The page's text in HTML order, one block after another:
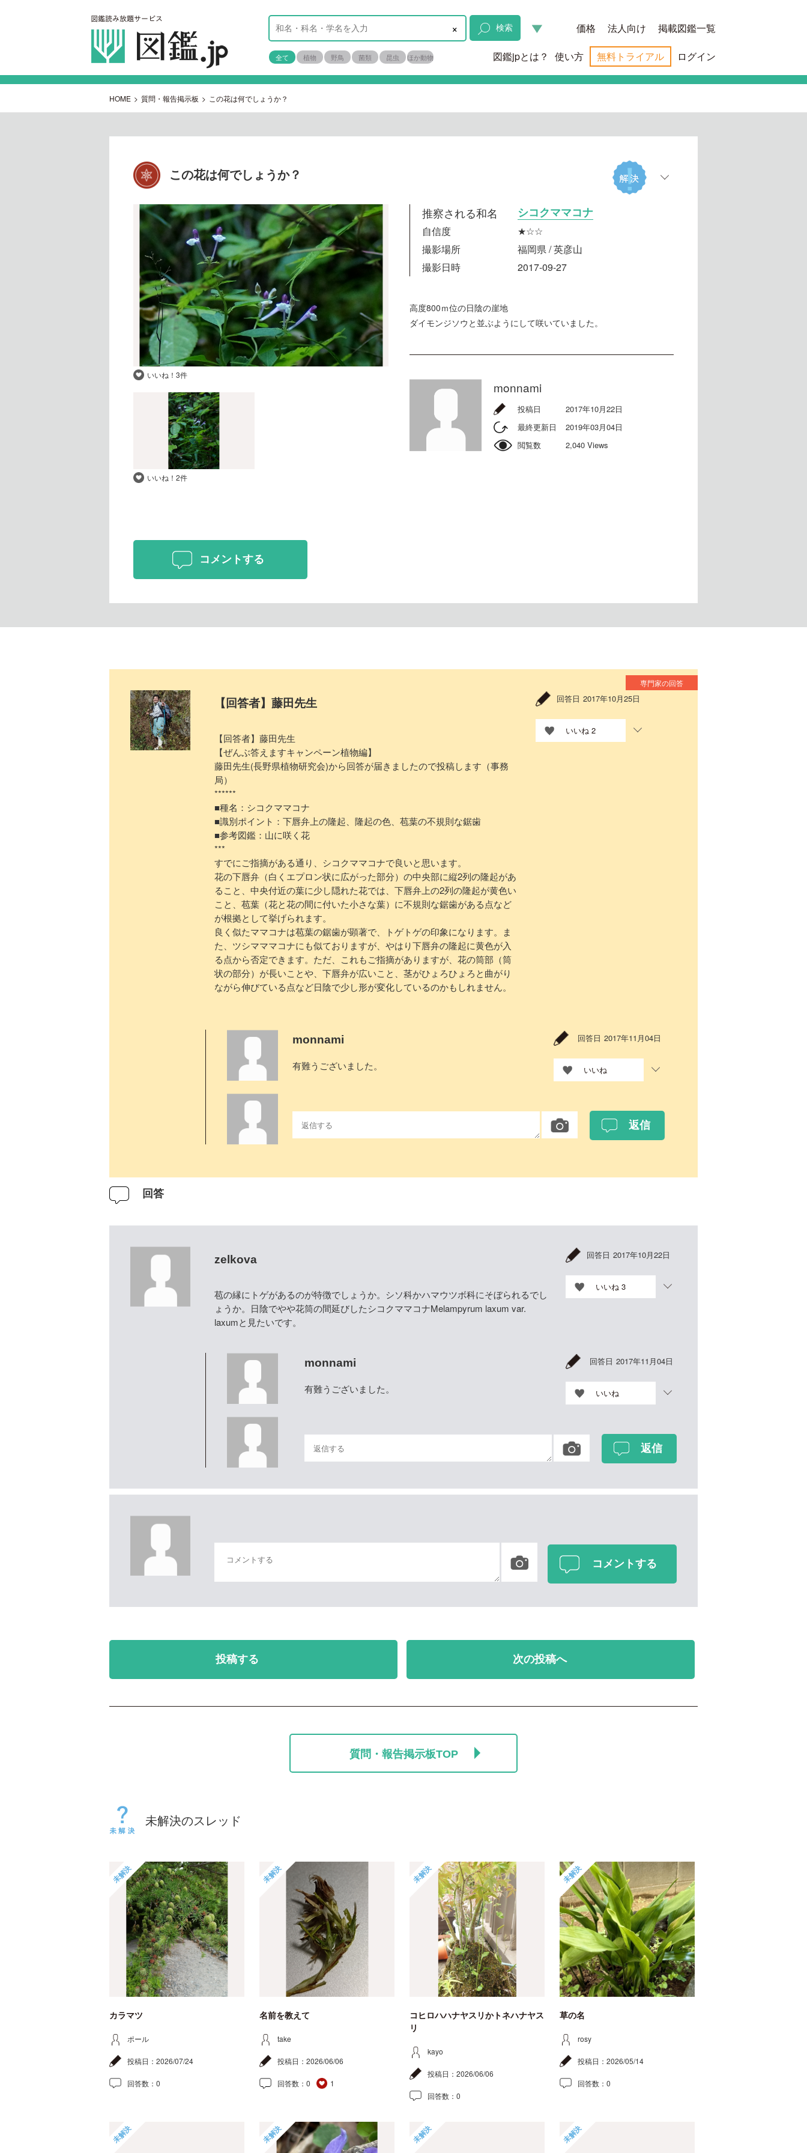
× 検索
全て 植物 野鳥 菌類 昆虫 ほか動物
価格 法人向け 掲載図鑑一覧
図鑑jpとは？ 使い方 無料トライアル ログイン
HOME > 質問・報告掲示板 > この花は何でしょうか？
この花は何でしょうか？
いいね！ 3件
いいね！ 2件
推察される和名 シコクママコナ
自信度
★☆☆
撮影場所
福岡県 / 英彦山
撮影日時
2017-09-27
高度800ｍ位の日陰の崖地
ダイモンジソウと並ぶようにして咲いていました。
monnami
投稿日
2017年10月22日
最終更新日
2019年03月04日
閲覧数
2,040 Views
コメントする
専門家の回答
【回答者】藤田先生
【回答者】藤田先生
【ぜんぶ答えますキャンペーン植物編】
藤田先生(長野県植物研究会)から回答が届きましたので投稿します（事務
局）
******
■種名：シコクママコナ
■識別ポイント：下唇弁上の隆起、隆起の色、苞葉の不規則な鋸歯
■参考図鑑：山に咲く花
***
すでにご指摘がある通り、シコクママコナで良いと思います。
花の下唇弁（白くエプロン状に広がった部分）の中央部に縦2列の隆起があ
ること、中央付近の葉に少し隠れた花では、下唇弁上の2列の隆起が黄色い
こと、苞葉（花と花の間に付いた小さな葉）に不規則な鋸歯がある点など
が根拠として挙げられます。
良く似たママコナは苞葉の鋸歯が顕著で、トゲトゲの印象になります。ま
た、ツシマママコナにも似ておりますが、やはり下唇弁の隆起に黄色が入
る点から否定できます。ただ、これもご指摘がありますが、花の筒部（筒
状の部分）が長いことや、下唇弁が広いこと、茎がひょろひょろと曲がり
ながら伸びている点など日陰で少し形が変化しているのかもしれません。
回答日 2017年10月25日
いいね 2
monnami
有難うございました。
回答日 2017年11月04日
いいね
回答
zelkova
苞の縁にトゲがあるのが特徴でしょうか。シソ科かハマウツボ科にそぼられるでし
ょうか。日陰でやや花筒の間延びしたシコクママコナMelampyrum laxum var.
laxumと見たいです。
回答日 2017年10月22日
いいね 3
monnami
有難うございました。
回答日 2017年11月04日
いいね
投稿する 次の投稿へ
質問・報告掲示板TOP
未解決のスレッド
未解決
カラマツ
ポール
投稿日： 2026/07/24
回答数： 0
未解決
名前を教えて
take
投稿日： 2026/06/06
回答数： 0 1
未解決
コヒロハハナヤスリかトネハナヤス
リ
kayo
投稿日： 2026/06/06
回答数： 0
未解決
草の名
rosy
投稿日： 2026/05/14
回答数： 0
未解決 未解決 未解決 未解決